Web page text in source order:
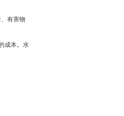
有害物
成本。水